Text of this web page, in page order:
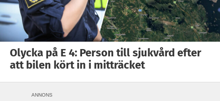
Olycka på E 4: Person till sjukvård efter
att bilen kört in i mitträcket
ANNONS